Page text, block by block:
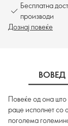
Бесплатна
производи
Дознај повеќе
ВОВЕД
Повеќе од она
раце исполнет со
поголема